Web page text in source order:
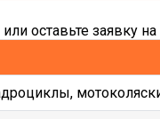
оставьте заявку